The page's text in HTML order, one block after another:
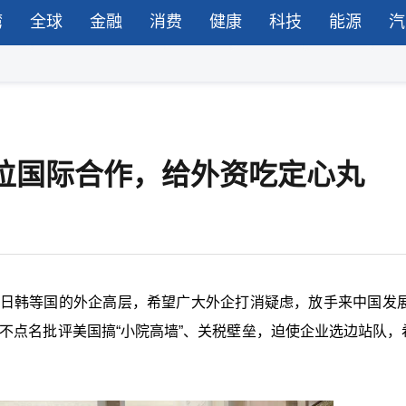
全球 金融 消费 健康 科技 能源
国际合作，给外资吃定心丸
韩等国的外企高层，希望广大外企打消疑虑，放手来中国发
点名批评美国搞“小院高墙”、关税壁垒，迫使企业选边站队，